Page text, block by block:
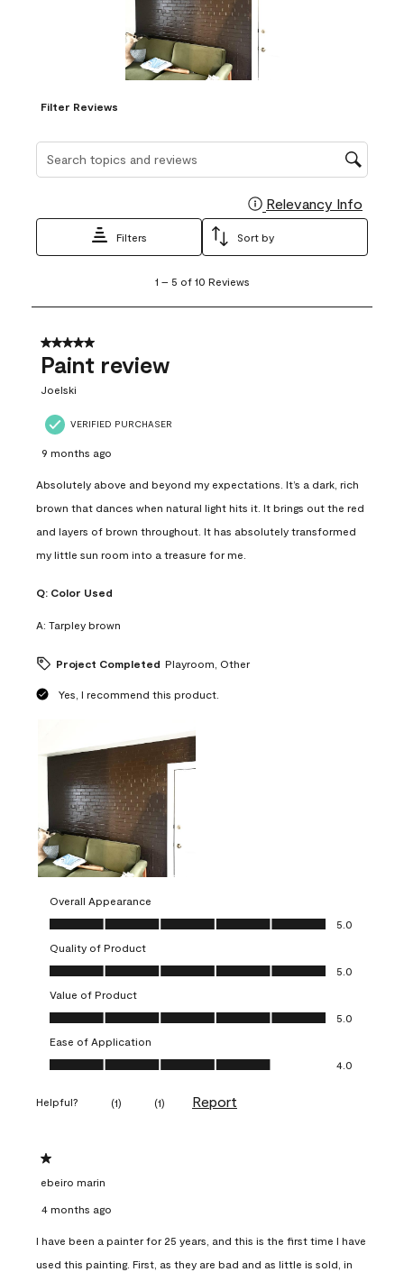
Filter Reviews
Relevancy Info
Filters Sort by
5
10
Reviews
1 – 5 of 10 Reviews
5 out of 5 stars.
Paint review
Joelski
VERIFIED PURCHASER
9 months ago
Absolutely above and beyond my expectations. It’s a dark, rich
brown that dances when natural light hits it. It brings out the red
and layers of brown throughout. It has absolutely transformed
my little sun room into a treasure for me.
Q: Color Used
A: Tarpley brown
Project Completed Playroom, Other
Yes, I recommend this product.
Overall Appearance
Overall Appearance, 5.0 out of 5
5.0
Quality of Product
Quality of Product, 5.0 out of 5
5.0
Value of Product
Value of Product, 5.0 out of 5
5.0
Ease of Application
Ease of Application, 4.0 out of 5
4.0
Helpful? (1) (1) Report
1 out of 5 stars.
ebeiro marin
4 months ago
I have been a painter for 25 years, and this is the first time I have
used this painting. First, as they are bad and as little is sold, in